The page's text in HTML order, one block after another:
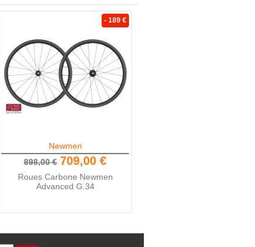
- 189 €
Newmen
898,00 € 709,00 €
Roues Carbone Newmen
Advanced G.34